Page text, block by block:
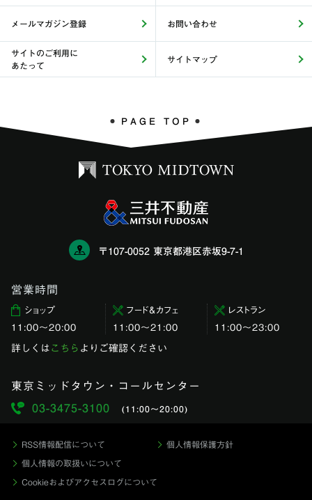
メールマガジン登録 お問い合わせ
サイトのご利用に
あたって
サイトマップ
PAGE TOP
〒107-0052 東京都港区赤坂9-7-1
営業時間
ショップ
11:00〜20:00
フード＆カフェ
11:00～21:00
レストラン
11:00〜23:00
詳しくは こちら よりご確認ください
東京ミッドタウン・コールセンター
03-3475-3100
(11:00〜20:00)
RSS情報配信について 個人情報保護方針
個人情報の取扱いについて
Cookieおよびアクセスログについて